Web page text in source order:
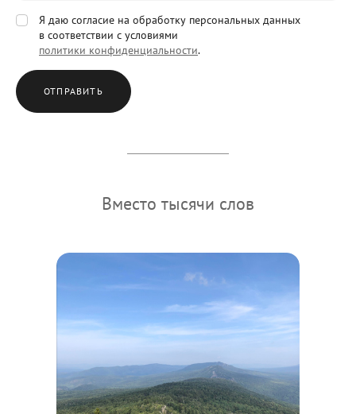
Я даю согласие на обработку персональных данных
в соответствии с условиями
политики конфиденциальности.
ОТПРАВИТЬ
Вместо тысячи слов